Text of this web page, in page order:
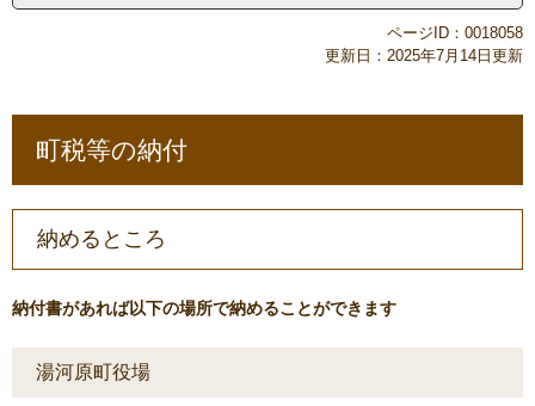
ページID：0018058
更新日：2025年7月14日更新
町税等の納付
納めるところ
納付書があれば以下の場所で納めることができます
湯河原町役場